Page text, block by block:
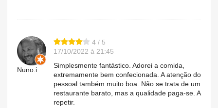
Nuno.i
4 / 5
17/10/2022 à 21:45
Simplesmente fantástico. Adorei a comida,
extremamente bem confecionada. A atenção do
pessoal também muito boa. Não se trata de um
restaurante barato, mas a qualidade paga-se. A
repetir.